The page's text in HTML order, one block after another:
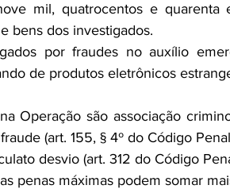
mil, quatrocentos e quarenta
bens dos investigados.
por fraudes no auxílio
de produtos eletrônicos
Operação são associação
(art. 155, § 4º do Código
desvio (art. 312 do Código
penas máximas podem somar